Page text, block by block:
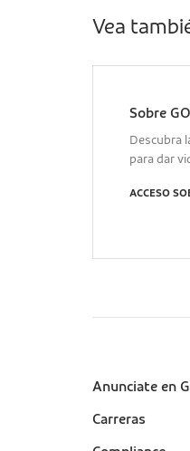
Vea
Sobre
Descubra
para dar
ACCESO
Sobre a
Anunciate en
Carreras